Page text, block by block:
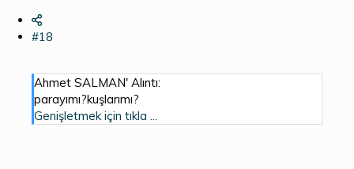
#18
Ahmet SALMAN' Alıntı:
parayımı?kuşlarımı?
Genişletmek için tıkla ...